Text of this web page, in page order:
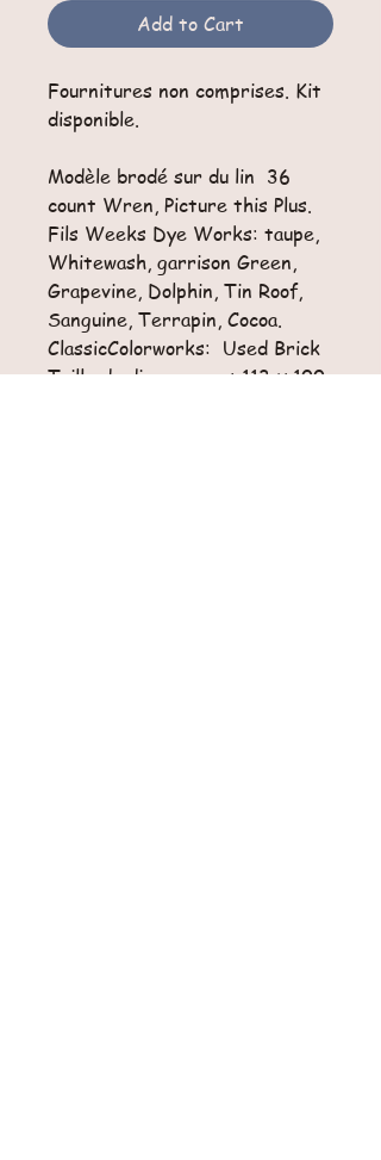
Add to Cart
Fournitures non comprises. Kit
disponible.
Modèle brodé sur du lin 36
count Wren, Picture this Plus.
Fils Weeks Dye Works: taupe,
Whitewash, garrison Green,
Grapevine, Dolphin, Tin Roof,
Sanguine, Terrapin, Cocoa.
ClassicColorworks: Used Brick
Taille du diagramme : 113 x 100